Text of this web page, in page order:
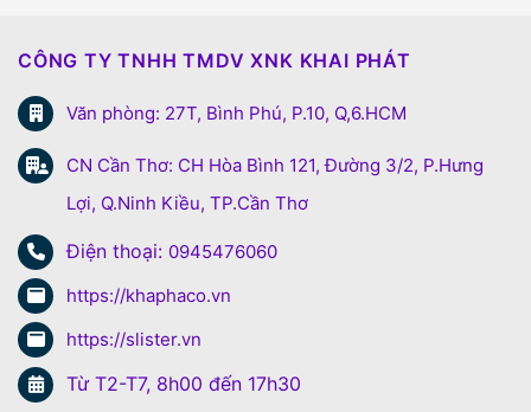
CÔNG TY TNHH TMDV XNK KHAI PHÁT
Văn phòng: 27T, Bình Phú, P.10, Q,6.HCM
CN Cần Thơ: CH Hòa Bình 121, Đường 3/2, P.Hưng
Lợi, Q.Ninh Kiều, TP.Cần Thơ
Điện thoại: 0945476060
https://khaphaco.vn
https://slister.vn
Từ T2-T7, 8h00 đến 17h30